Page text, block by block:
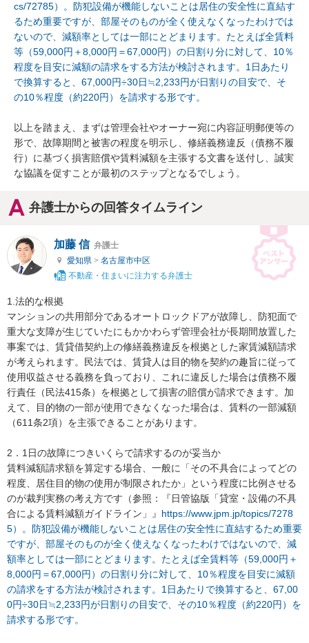
cs/72785）。防犯設備が機能しないことは居住の安全性に直結す
るため重要ですが、部屋そのものが全く使えなくなったわけでは
ないので、減額率としては一部にとどまります。たとえば全賃料
等（59,000円＋8,000円＝67,000円）の日割り分に対して、10％
程度を目安に減額の請求をする方法が検討されます。1日あたり
で換算すると、67,000円÷30日≒2,233円が日割りの目安で、そ
の10％程度（約220円）を請求する形です。
以上を踏まえ、まずは管理会社やオーナー宛に内容証明郵便等の
形で、故障期間と被害の程度を明示し、修繕義務違反（債務不履
行）に基づく損害賠償や賃料減額を主張する文書を送付し、誠実
な協議を促すことが最初のステップとなるでしょう。
弁護士からの回答タイムライン
加藤 信 弁護士
愛知県 > 名古屋市中区
不動産・住まいに注力する弁護士
1.法的な根拠
マンションの共用部分であるオートロックドアが故障し、防犯面で
重大な支障が生じていたにもかかわらず管理会社が長期間放置した
事案では、賃貸借契約上の修繕義務違反を根拠とした家賃減額請求
が考えられます。民法では、賃貸人は目的物を契約の趣旨に従って
使用収益させる義務を負っており、これに違反した場合は債務不履
行責任（民法415条）を根拠として損害の賠償が請求できます。加
えて、目的物の一部が使用できなくなった場合は、賃料の一部減額
（611条2項）を主張できることがあります。
2．1日の故障につきいくらで請求するのが妥当か
賃料減額請求額を算定する場合、一般に「その不具合によってどの
程度、居住目的物の使用が制限されたか」という程度に比例させる
のが裁判実務の考え方です（参照：『日管協版「貸室・設備の不具
合による賃料減額ガイドライン」』 https://www.jpm.jp/topics/7278
5）。防犯設備が機能しないことは居住の安全性に直結するため重要
ですが、部屋そのものが全く使えなくなったわけではないので、減
額率としては一部にとどまります。たとえば全賃料等（59,000円＋
8,000円＝67,000円）の日割り分に対して、10％程度を目安に減額
の請求をする方法が検討されます。1日あたりで換算すると、67,00
0円÷30日≒2,233円が日割りの目安で、その10％程度（約220円）を
請求する形です。